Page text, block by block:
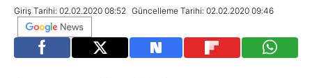
Giriş Tarihi: 02.02.2020 08:52 Güncelleme Tarihi: 02.02.2020 09:46